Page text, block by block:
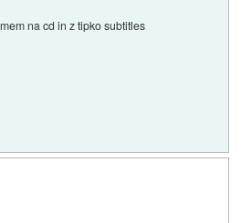
na cd in z tipko subtitles